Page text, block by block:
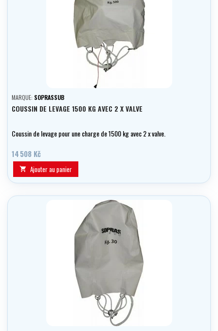
MARQUE: SOPRASSUB
COUSSIN DE LEVAGE 1500 KG AVEC 2 X VALVE
Coussin de levage pour une charge de 1500 kg avec 2 x valve.
14 508 Kč
 Ajouter au panier